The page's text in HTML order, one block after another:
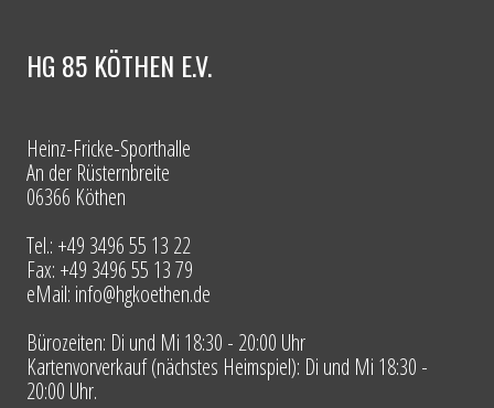
HG 85 KÖTHEN E.V.
Heinz-Fricke-Sporthalle
An der Rüsternbreite
06366 Köthen
Tel.: +49 3496 55 13 22
Fax: +49 3496 55 13 79
eMail: info@hgkoethen.de
Bürozeiten: Di und Mi 18:30 - 20:00 Uhr
Kartenvorverkauf (nächstes Heimspiel): Di und Mi 18:30 -
20:00 Uhr.